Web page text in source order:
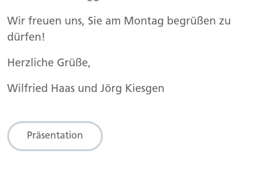
Wir freuen uns, Sie am Montag begrüßen zu
dürfen!
Herzliche Grüße,
Wilfried Haas und Jörg Kiesgen
Präsentation